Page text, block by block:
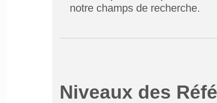
notre champs de recherche.
Niveaux des